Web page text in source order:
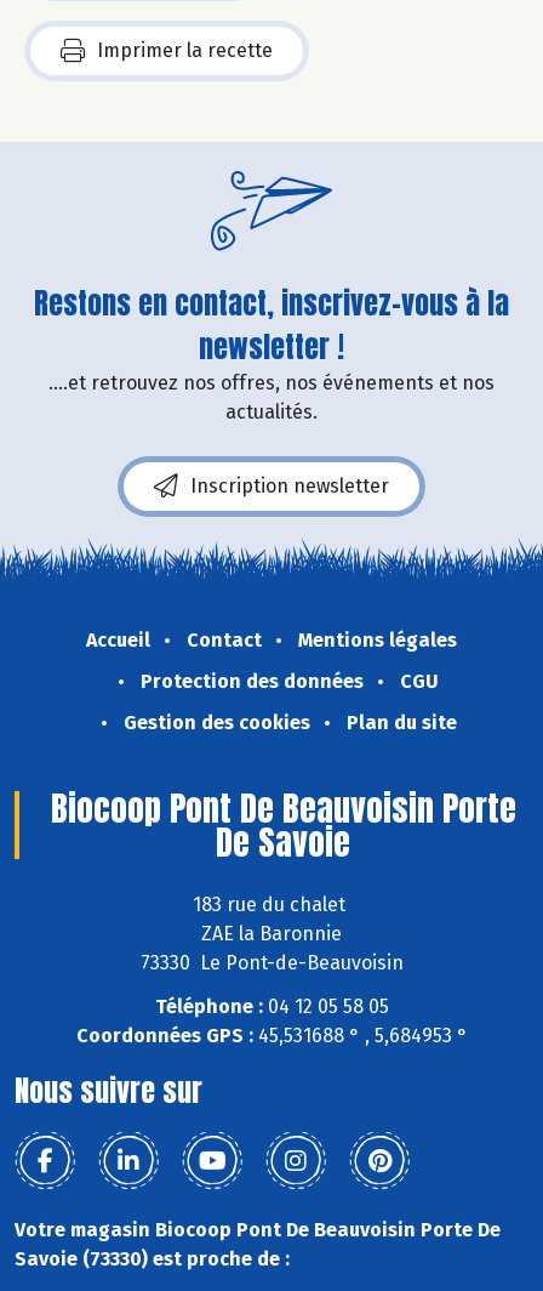
Imprimer la recette
Restons en contact, inscrivez-vous à la
newsletter !
....et retrouvez nos offres, nos événements et nos
actualités.
Inscription newsletter
Accueil Contact
Mentions légales
Protection des données
CGU
Gestion des cookies
Plan du site
Biocoop Pont De Beauvoisin Porte
De Savoie
183 rue du chalet
ZAE la Baronnie
73330 Le Pont-de-Beauvoisin
Téléphone :04 12 05 58 05
Coordonnées GPS :45,531688 ° , 5,684953 °
Nous suivre sur
Votre magasin Biocoop Pont De Beauvoisin Porte De
Savoie (73330) est proche de :